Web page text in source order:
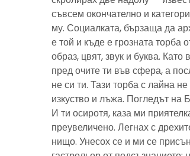
съвсем окончателно и
му. Социалката, бързаща да
е той и къде е грозната
образ, цвят, звук и буква.
пред очите ти във сфера, а
не си ти. Тази торба с лайна
изкуство и лъжа. Погледът на
И ти осиротя, каза ми
преувеличено. Легнах с
нищо. Унесох се и ми се